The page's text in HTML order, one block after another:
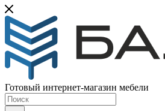
Готовый интернет-магазин мебели